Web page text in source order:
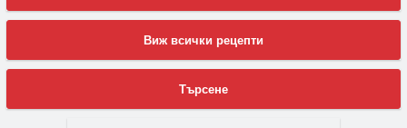
Виж всички рецепти
Търсене